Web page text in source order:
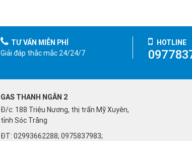
TƯ VẤN MIỄN PHÍ
Giải đáp thắc mắc 24/24/7
HOTLINE
GAS THANH NGÂN 2
Đ/c: 188 Triệu Nương, thị trấn Mỹ Xuyên,
tỉnh Sóc Trăng
ĐT: 02993662288; 0975837983;